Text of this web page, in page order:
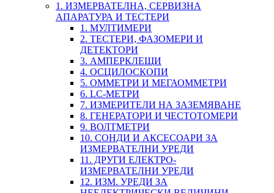
1. ИЗМЕРВАТЕЛНА, СЕРВИЗНА
АПАРАТУРА И ТЕСТЕРИ
1. МУЛТИМЕРИ
2. ТЕСТЕРИ, ФАЗОМЕРИ И
ДЕТЕКТОРИ
3. АМПЕРКЛЕЩИ
4. ОСЦИЛОСКОПИ
5. ОММЕТРИ И МЕГАОММЕТРИ
6. LC-МЕТРИ
7. ИЗМЕРИТЕЛИ НА ЗАЗЕМЯВАНЕ
8. ГЕНЕРАТОРИ И ЧЕСТОТОМЕРИ
9. ВОЛТМЕТРИ
10. СОНДИ И АКСЕСОАРИ ЗА
ИЗМЕРВАТЕЛНИ УРЕДИ
11. ДРУГИ ЕЛЕКТРО-
ИЗМЕРВАТЕЛНИ УРЕДИ
12. ИЗМ. УРЕДИ ЗА